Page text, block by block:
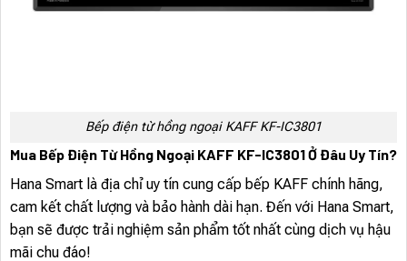
Bếp điện từ hồng ngoại KAFF KF-IC3801
Mua Bếp Điện Từ Hồng Ngoại KAFF KF-IC3801 Ở Đâu Uy Tín?
Hana Smart là địa chỉ uy tín cung cấp bếp KAFF chính hãng,
cam kết chất lượng và bảo hành dài hạn. Đến với Hana Smart,
bạn sẽ được trải nghiệm sản phẩm tốt nhất cùng dịch vụ hậu
mãi chu đáo!